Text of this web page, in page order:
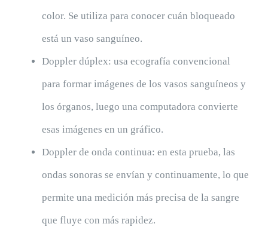
color. Se utiliza para conocer cuán bloqueado
está un vaso sanguíneo.
Doppler dúplex: usa ecografía convencional
para formar imágenes de los vasos sanguíneos y
los órganos, luego una computadora convierte
esas imágenes en un gráfico.
Doppler de onda continua: en esta prueba, las
ondas sonoras se envían y continuamente, lo que
permite una medición más precisa de la sangre
que fluye con más rapidez.